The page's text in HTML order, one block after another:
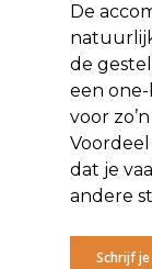
De
de
een
voor
dat je
andere
Schrijf